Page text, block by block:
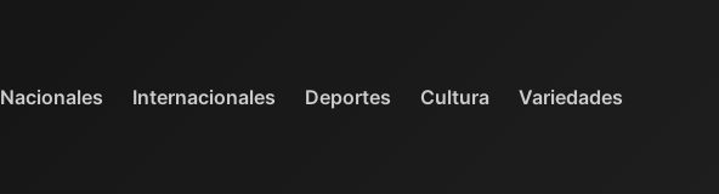
Nacionales Internacionales Deportes Cultura Variedades